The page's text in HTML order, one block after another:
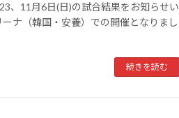
、11月6日(日)の試合結果をお知らせい
ナ（韓国・安養）での開催となりまし
続きを読む